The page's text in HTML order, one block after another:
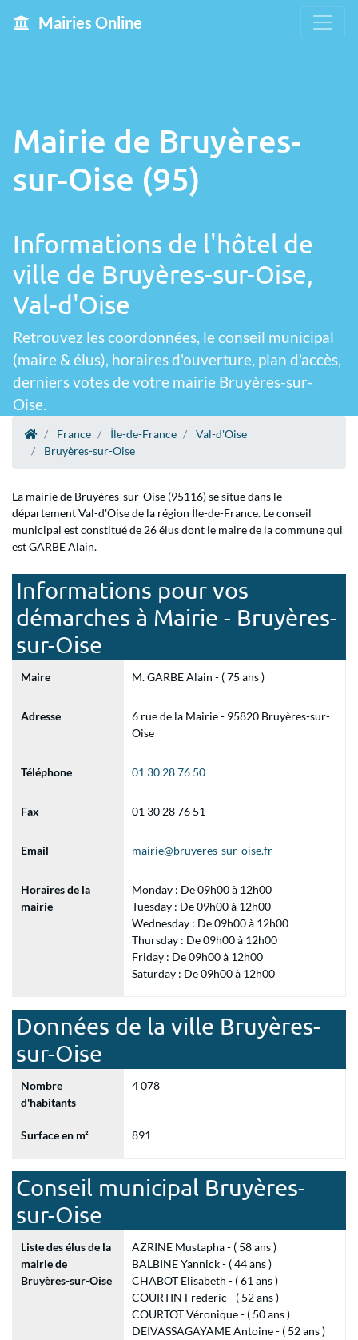
Mairies Online
Mairie de Bruyères-
sur-Oise (95)
Informations de l'hôtel de
ville de Bruyères-sur-Oise,
Val-d'Oise
Retrouvez les coordonnées, le conseil municipal
(maire & élus), horaires d'ouverture, plan d'accès,
derniers votes de votre mairie Bruyères-sur-
Oise.
France Île-de-France
Val-d'Oise
Bruyères-sur-Oise
La mairie de Bruyères-sur-Oise (95116) se situe dans le
département Val-d'Oise de la région Île-de-France. Le conseil
municipal est constitué de 26 élus dont le maire de la commune qui
est GARBE Alain.
Informations pour vos
démarches à Mairie - Bruyères-
sur-Oise
Maire M. GARBE Alain - ( 75 ans )
Adresse
6 rue de la Mairie - 95820 Bruyères-sur-
Oise
Téléphone 01 30 28 76 50
Fax 01 30 28 76 51
Email mairie@bruyeres-sur-oise.fr
Horaires de la
mairie
Monday : De 09h00 à 12h00
Tuesday : De 09h00 à 12h00
Wednesday : De 09h00 à 12h00
Thursday : De 09h00 à 12h00
Friday : De 09h00 à 12h00
Saturday : De 09h00 à 12h00
Données de la ville Bruyères-
sur-Oise
Nombre
d'habitants
4 078
Surface en m² 891
Conseil municipal Bruyères-
sur-Oise
Liste des élus de la
mairie de
Bruyères-sur-Oise
AZRINE Mustapha - ( 58 ans )
BALBINE Yannick - ( 44 ans )
CHABOT Elisabeth - ( 61 ans )
COURTIN Frederic - ( 52 ans )
COURTOT Véronique - ( 50 ans )
DEIVASSAGAYAME Antoine - ( 52 ans )